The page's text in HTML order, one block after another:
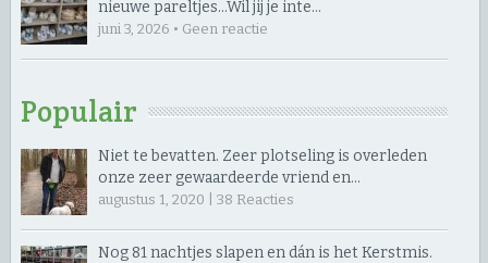
nieuwe pareltjes… ​Wil jij je inte…
juni 3, 2026 • Geen reactie
Populair
Niet te bevatten. Zeer plotseling is overleden
onze zeer gewaardeerde vriend en…
augustus 1, 2020 | 38 Reacties
Nog 81 nachtjes slapen en dán is het Kerstmis.